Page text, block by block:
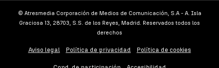
© Atresmedia Corporación de Medios de Comunicación, S.A - A. Isla
Graciosa 13, 28703, S.S. de los Reyes, Madrid. Reservados todos los
derechos
Aviso legal Política de privacidad Política de cookies